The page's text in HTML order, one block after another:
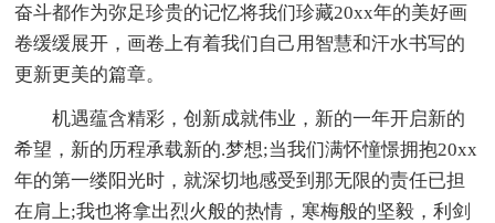
奋斗都作为弥足珍贵的记忆将我们珍藏20xx年的美好画
卷缓缓展开，画卷上有着我们自己用智慧和汗水书写的
更新更美的篇章。
机遇蕴含精彩，创新成就伟业，新的一年开启新的
希望，新的历程承载新的.梦想;当我们满怀憧憬拥抱20xx
年的第一缕阳光时，就深切地感受到那无限的责任已担
在肩上;我也将拿出烈火般的热情，寒梅般的坚毅，利剑